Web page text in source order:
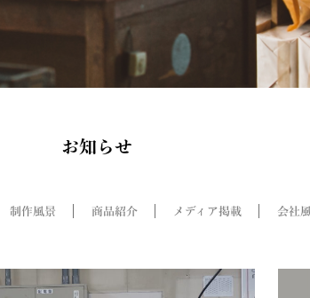
お知らせ
制作風景 商品紹介 メディア掲載 会社